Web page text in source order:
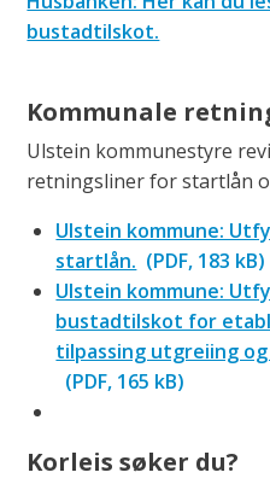
bustadtilskot.
Kommunale
Ulstein kommunestyre
retningsliner for startlån
Ulstein kommune:
startlån. (PDF, 183 kB)
Ulstein kommune:
bustadtilskot for
tilpassing utgreiing
(PDF, 165 kB)
Korleis søker du?